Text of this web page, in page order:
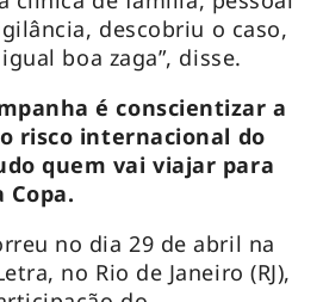
descobriu o caso,
boa zaga”, disse.
é conscientizar a
risco internacional do
quem vai viajar para
Copa.
no dia 29 de abril na
no Rio de Janeiro (RJ),